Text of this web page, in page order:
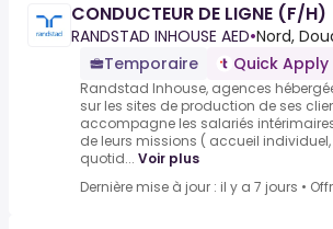
CONDUCTEUR DE LIGNE (F/H)
RANDSTAD INHOUSE AED•Nord,
Temporaire
Quick Apply
Randstad Inhouse, agences
sur les sites de production de ses
accompagne les salariés
de leurs missions ( accueil
quotid... Voir plus
Dernière mise à jour : il y a 7 jours •